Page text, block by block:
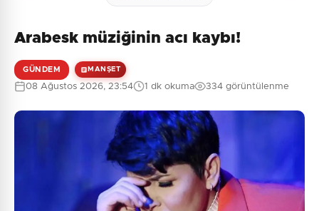
Arabesk müziğinin acı kaybı!
GÜNDEM MANŞET
08 Ağustos 2026, 23:54 1 dk okuma 334 görüntülenme